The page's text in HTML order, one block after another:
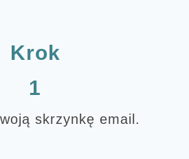
Krok
1
skrzynkę email.